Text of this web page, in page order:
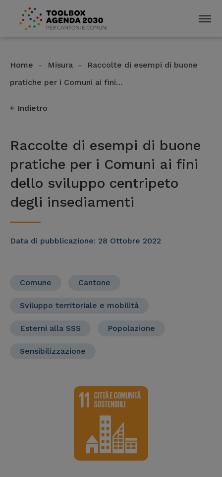
Home – Misura –
Raccolte di esempi di buone
pratiche per i Comuni ai fini…
Indietro
Raccolte di esempi di buone
pratiche per i Comuni ai fini
dello sviluppo centripeto
degli insediamenti
Data di pubblicazione: 28 Ottobre 2022
Comune Cantone
Sviluppo territoriale e mobilità
Esterni alla SSS Popolazione
Sensibilizzazione